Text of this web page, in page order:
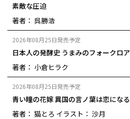
素敵な圧迫
著者： 呉勝浩
2026年08月25日発売予定
日本人の発酵史 うまみのフォークロア
著者： 小倉ヒラク
2026年08月25日発売予定
青い瞳の花嫁 異国の言ノ葉は恋になる
著者： 猫とろ イラスト： 沙月